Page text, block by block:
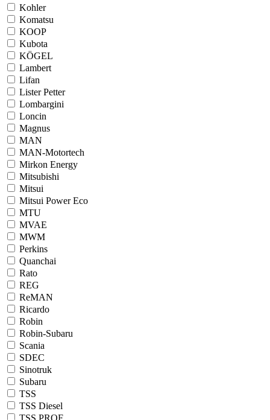
Kohler
Komatsu
KOOP
Kubota
KÖGEL
Lambert
Lifan
Lister Petter
Lombargini
Loncin
Magnus
MAN
MAN-Motortech
Mirkon Energy
Mitsubishi
Mitsui
Mitsui Power Eco
MTU
MVAE
MWM
Perkins
Quanchai
Rato
REG
ReMAN
Ricardo
Robin
Robin-Subaru
Scania
SDEC
Sinotruk
Subaru
TSS
TSS Diesel
TSS PROF